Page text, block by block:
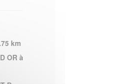
km
OR à